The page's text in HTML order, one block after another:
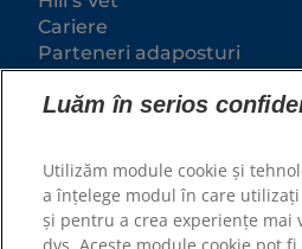
Cariere
Parteneri adaposturi
Luăm în serios
Utilizăm module cookie și
a înțelege modul în care
și pentru a crea experiențe mai